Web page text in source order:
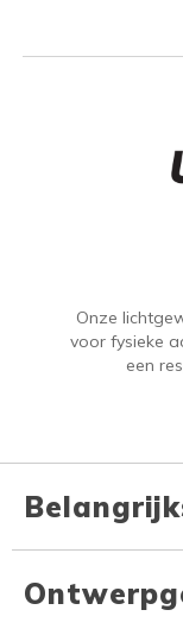
Onze
voor fysieke
een